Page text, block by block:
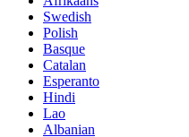
Swedish
Polish
Basque
Catalan
Esperanto
Hindi
Lao
Albanian